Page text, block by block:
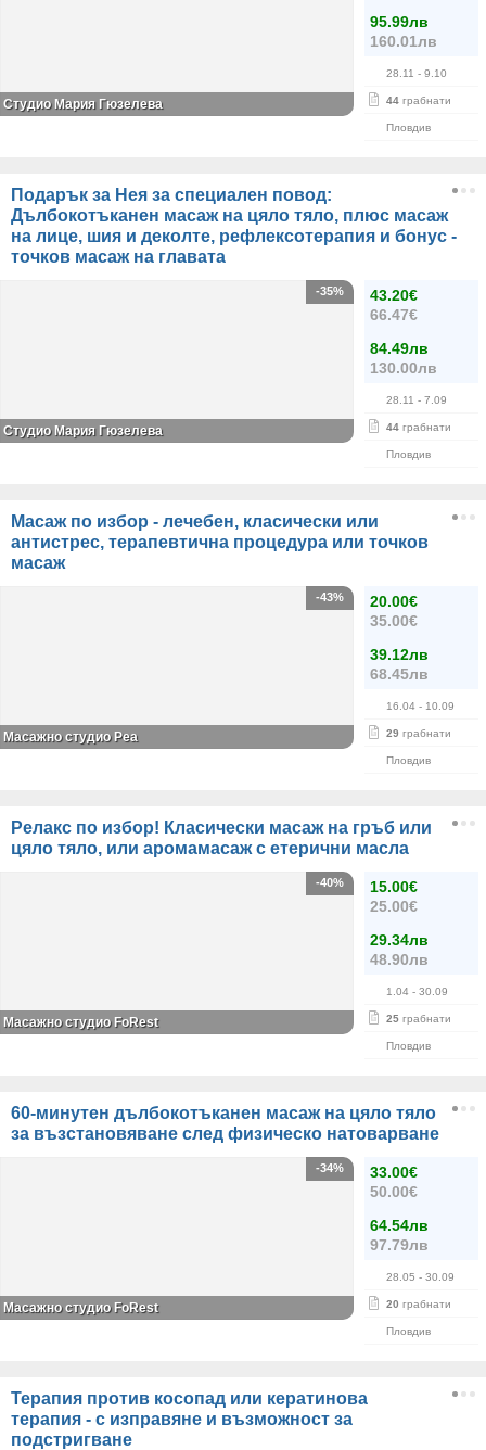
95.99лв
160.01лв
28.11 - 9.10
44 грабнати
Пловдив
Студио Мария Гюзелева
Подарък за Нея за специален повод:
Дълбокотъканен масаж на цяло тяло, плюс масаж
на лице, шия и деколте, рефлексотерапия и бонус -
точков масаж на главата
43.20€
66.47€
84.49лв
130.00лв
28.11 - 7.09
44 грабнати
Пловдив
-35%
Студио Мария Гюзелева
Масаж по избор - лечебен, класически или
антистрес, терапевтична процедура или точков
масаж
20.00€
35.00€
39.12лв
68.45лв
16.04 - 10.09
29 грабнати
Пловдив
-43%
Масажно студио Реа
Релакс по избор! Класически масаж на гръб или
цяло тяло, или аромамасаж с етерични масла
15.00€
25.00€
29.34лв
48.90лв
1.04 - 30.09
25 грабнати
Пловдив
-40%
Масажно студио FoRest
60-минутен дълбокотъканен масаж на цяло тяло
за възстановяване след физическо натоварване
33.00€
50.00€
64.54лв
97.79лв
28.05 - 30.09
20 грабнати
Пловдив
-34%
Масажно студио FoRest
Терапия против косопад или кератинова
терапия - с изправяне и възможност за
подстригване